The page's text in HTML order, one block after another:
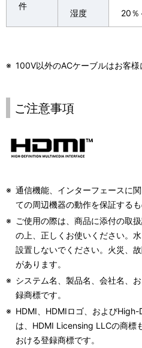
件
湿度 20
※ 100V以外のACケーブルはお客様
ご注意事項
※ 通信機能、インターフェースに
ての周辺機器の動作を保証するも
※ ご使用の際は、商品に添付の取
の上、正しくお使いください。
設置しないでください。火災、
があります。
※ システム名、製品名、会社名、
録商標です。
※ HDMI、HDMIロゴ、および
は、HDMI Licensing LLCの商標
おける登録商標です。